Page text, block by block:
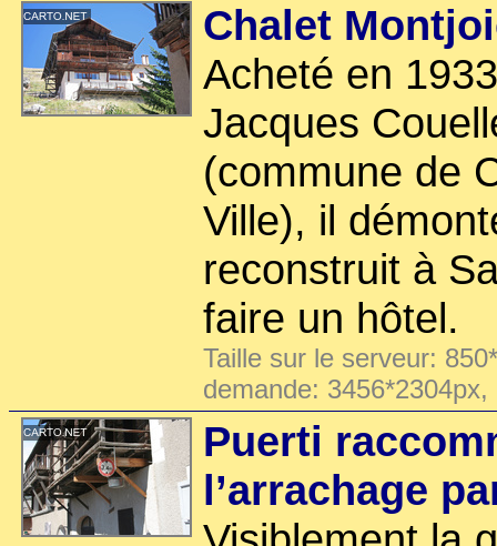
Chalet
Acheté en
Jacques
(commune de
Ville), il
reconstruit à
faire un hôtel.
Taille sur le serveur:
demande:
Puerti
l’arrachage